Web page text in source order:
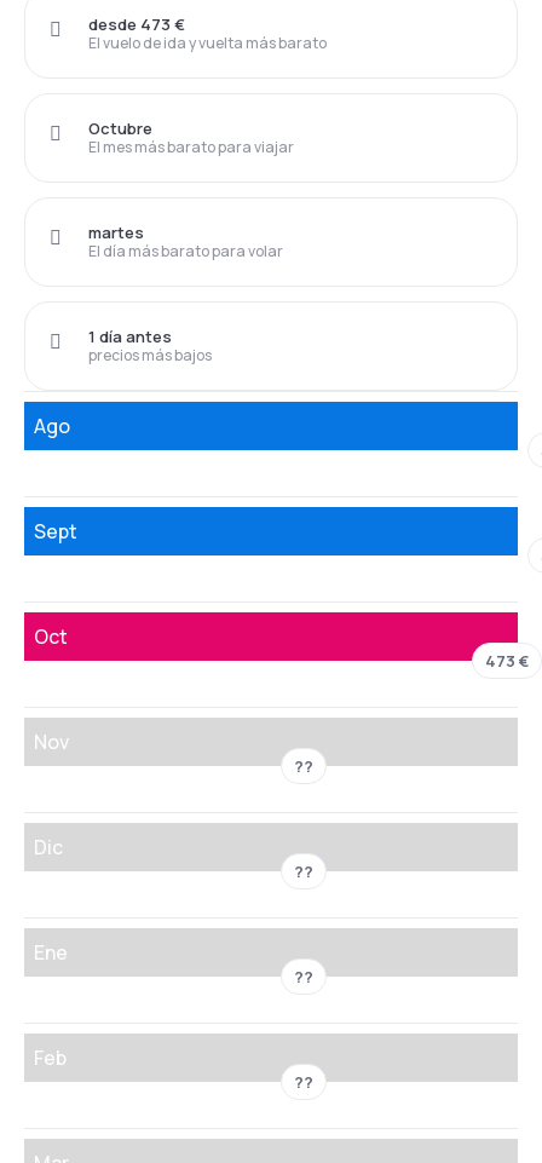
El vuelo de ida y vuelta más barato
desde 473 €
El mes más barato para viajar
Octubre
El día más barato para volar
martes
precios más bajos
1 día antes
Ago
Sept
Oct
473 €
Nov
??
Dic
??
Ene
??
Feb
??